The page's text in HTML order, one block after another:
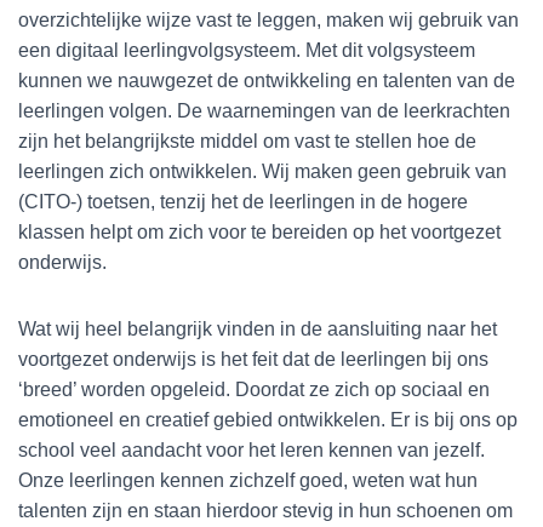
overzichtelijke wijze vast te leggen, maken wij gebruik van
een digitaal leerlingvolgsysteem. Met dit volgsysteem
kunnen we nauwgezet de ontwikkeling en talenten van de
leerlingen volgen. De waarnemingen van de leerkrachten
zijn het belangrijkste middel om vast te stellen hoe de
leerlingen zich ontwikkelen. Wij maken geen gebruik van
(CITO-) toetsen, tenzij het de leerlingen in de hogere
klassen helpt om zich voor te bereiden op het voortgezet
onderwijs.
Wat wij heel belangrijk vinden in de aansluiting naar het
voortgezet onderwijs is het feit dat de leerlingen bij ons
‘breed’ worden opgeleid. Doordat ze zich op sociaal en
emotioneel en creatief gebied ontwikkelen. Er is bij ons op
school veel aandacht voor het leren kennen van jezelf.
Onze leerlingen kennen zichzelf goed, weten wat hun
talenten zijn en staan hierdoor stevig in hun schoenen om